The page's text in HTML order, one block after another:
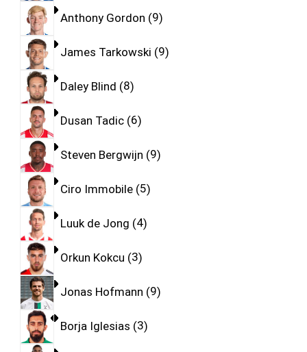
Anthony Gordon 9
James Tarkowski 9
Daley Blind 8
Dusan Tadic 6
Steven Bergwijn 9
Ciro Immobile 5
Luuk de Jong 4
Orkun Kokcu 3
Jonas Hofmann 9
Borja Iglesias 3